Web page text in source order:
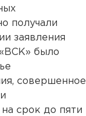
получали
заявления
было
совершенное
срок до пяти